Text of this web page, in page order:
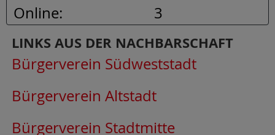
Online:
3
LINKS AUS DER NACHBARSCHAFT
Bürgerverein Südweststadt
Bürgerverein Altstadt
Bürgerverein Stadtmitte